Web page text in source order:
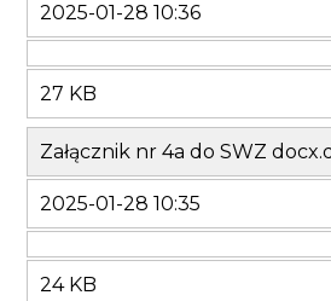
2025-01-28 10:36
27 KB
Załącznik nr 4a do SWZ
2025-01-28 10:35
24 KB